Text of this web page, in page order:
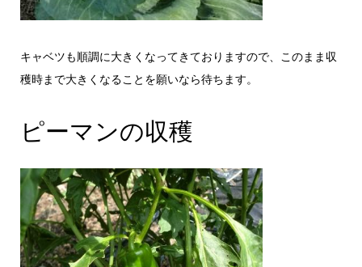
キャベツも順調に大きくなってきておりますので、このまま収
穫時まで大きくなることを願いなら待ちます。
ピーマンの収穫